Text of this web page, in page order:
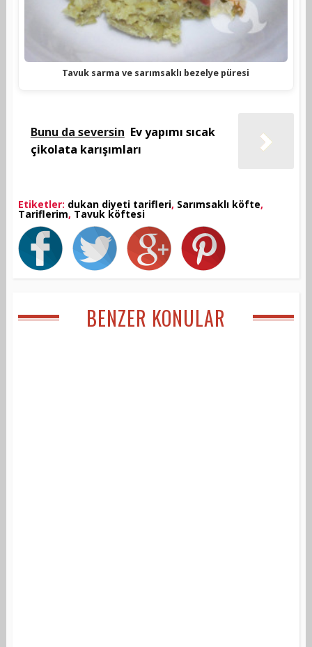
Tavuk sarma ve sarımsaklı bezelye püresi
Bunu da seversin Ev yapımı sıcak
çikolata karışımları
Etiketler: dukan diyeti tarifleri, Sarımsaklı köfte,
Tariflerim, Tavuk köftesi
BENZER KONULAR